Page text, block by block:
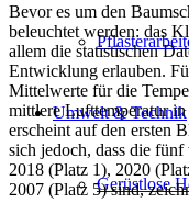
Umwelt & Technik
Gerüstlose
Bevor es um den
beleuchtet werden: das
allem die statistischen
Entwicklung erlauben.
Mittelwerte für die
mittlere Lufttemperatur in
erscheint auf den ersten
sich jedoch, dass die
2018 (Platz 1), 2020
2007 (Platz 5) sind,